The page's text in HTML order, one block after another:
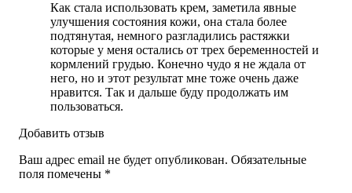
Как стала использовать крем, заметила явные
улучшения состояния кожи, она стала более
подтянутая, немного разгладились растяжки
которые у меня остались от трех беременностей и
кормлений грудью. Конечно чудо я не ждала от
него, но и этот результат мне тоже очень даже
нравится. Так и дальше буду продолжать им
пользоваться.
Добавить отзыв
Ваш адрес email не будет опубликован. Обязательные
поля помечены *